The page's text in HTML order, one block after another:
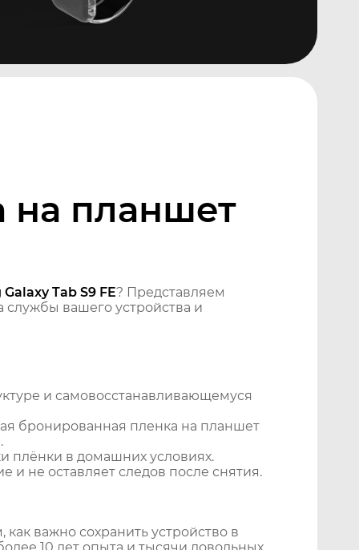
на планшет
Tab S9 FE? Представляем
вашего устройства и
и самовосстанавливающемуся
бронированная пленка на планшет
плёнки в домашних условиях.
и не оставляет следов после снятия.
важно сохранить устройство в